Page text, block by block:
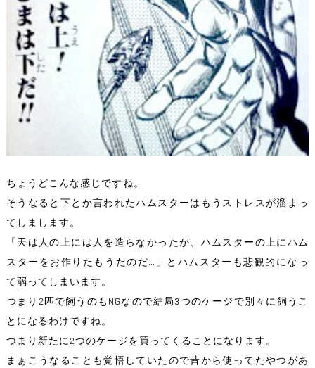
ちょうどこんな感じですね。
そうなると下とか言われたハムスターはもうストレスが溜まっ
てしまします。
「天は人の上には人を造らなかったが、ハムスターの上にハム
スターをお作りたもうたのだ…」とハムスターも悲観的になっ
て弱ってしまいます。
つまり2匹で飼うのもNGなので結局3つのケージで別々に飼うこ
とになるわけですね。
つまり新たに2つのケージを買ってくることになります。
まぁこうなることも覚悟していたので昔から使ってたやつがあ